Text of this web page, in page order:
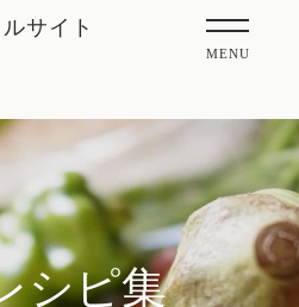
サイト
MENU
シピ集